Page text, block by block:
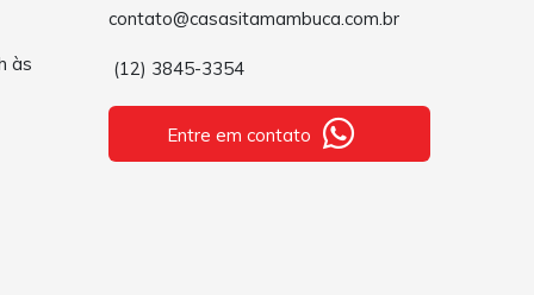
às
contato@casasitamambuca.com.br
(12) 3845-3354
Entre em contato